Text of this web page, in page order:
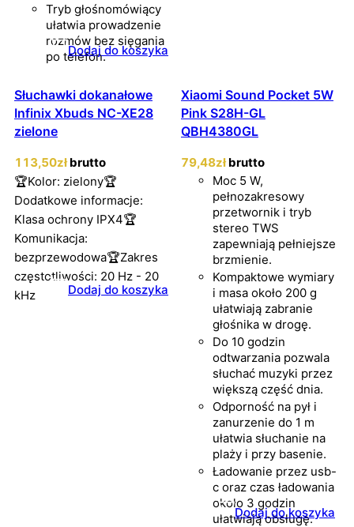
Tryb głośnomówiący
ułatwia prowadzenie
rozmów bez sięgania
po telefon.
Dodaj do koszyka
Słuchawki dokanałowe
Infinix Xbuds NC-XE28
zielone
113,50zł brutto
🏆Kolor: zielony🏆
Dodatkowe informacje:
Klasa ochrony IPX4🏆
Komunikacja:
bezprzewodowa🏆Zakres
częstotliwości: 20 Hz - 20
kHz
Dodaj do koszyka
Xiaomi Sound Pocket 5W
Pink S28H-GL
QBH4380GL
79,48zł brutto
Moc 5 W,
pełnozakresowy
przetwornik i tryb
stereo TWS
zapewniają pełniejsze
brzmienie.
Kompaktowe wymiary
i masa około 200 g
ułatwiają zabranie
głośnika w drogę.
Do 10 godzin
odtwarzania pozwala
słuchać muzyki przez
większą część dnia.
Odporność na pył i
zanurzenie do 1 m
ułatwia słuchanie na
plaży i przy basenie.
Ładowanie przez usb-
c oraz czas ładowania
około 3 godzin
ułatwiają obsługę.
Dodaj do koszyka